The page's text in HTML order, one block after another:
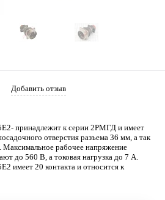
Добавить отзыв
принадлежит к серии 2РМГД и имеет
отверстия разъема 36 мм, а так
Максимальное рабочее напряжение
до 560 В, а токовая нагрузка до 7 А.
20 контакта и относится к